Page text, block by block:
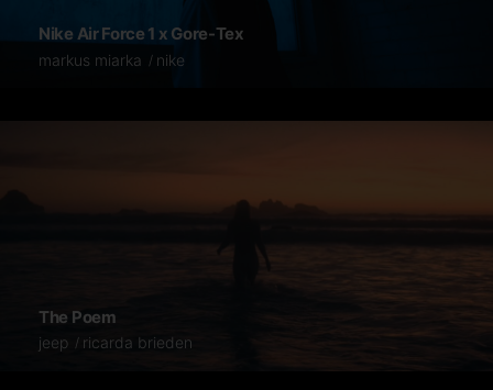
Nike Air Force 1 x Gore-Tex
markus miarka nike
The Poem
jeep ricarda brieden